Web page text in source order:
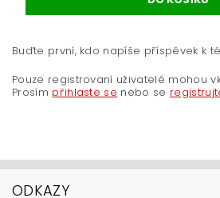
Buďte první, kdo napíše příspěvek k
Pouze registrovaní uživatelé mohou
Prosím přihlaste se nebo se
ODKAZY